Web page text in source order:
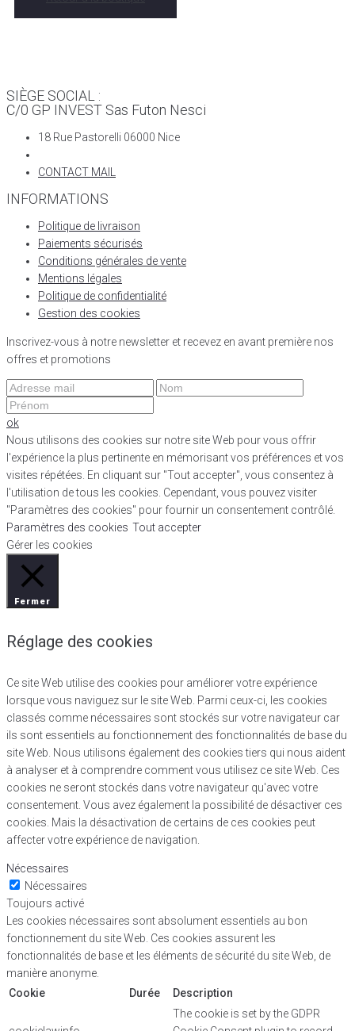
SIÈGE SOCIAL :
C/0 GP INVEST Sas Futon Nesci
18 Rue Pastorelli 06000 Nice
CONTACT MAIL
INFORMATIONS
Politique de livraison
Paiements sécurisés
Conditions générales de vente
Mentions légales
Politique de confidentialité
Gestion des cookies
Inscrivez-vous à notre newsletter et recevez en avant première nos
offres et promotions
ok
Nous utilisons des cookies sur notre site Web pour vous offrir
l'expérience la plus pertinente en mémorisant vos préférences et vos
visites répétées. En cliquant sur "Tout accepter", vous consentez à
l'utilisation de tous les cookies. Cependant, vous pouvez visiter
"Paramètres des cookies" pour fournir un consentement contrôlé.
Paramètres des cookies Tout accepter
Gérer les cookies
Fermer
Réglage des cookies
Ce site Web utilise des cookies pour améliorer votre expérience
lorsque vous naviguez sur le site Web. Parmi ceux-ci, les cookies
classés comme nécessaires sont stockés sur votre navigateur car
ils sont essentiels au fonctionnement des fonctionnalités de base du
site Web. Nous utilisons également des cookies tiers qui nous aident
à analyser et à comprendre comment vous utilisez ce site Web. Ces
cookies ne seront stockés dans votre navigateur qu'avec votre
consentement. Vous avez également la possibilité de désactiver ces
cookies. Mais la désactivation de certains de ces cookies peut
affecter votre expérience de navigation.
Nécessaires
Nécessaires
Toujours activé
Les cookies nécessaires sont absolument essentiels au bon
fonctionnement du site Web. Ces cookies assurent les
fonctionnalités de base et les éléments de sécurité du site Web, de
manière anonyme.
Cookie
Durée Description
The cookie is set by the GDPR